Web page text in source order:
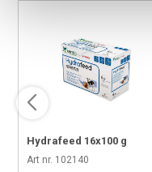
Ett pålitligt tillbehör
djurens välbefinnande i
Hydrafeed 16x100 g
Art nr. 102140